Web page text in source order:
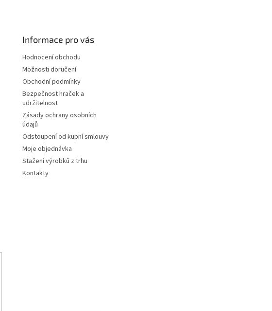
Informace pro vás
Hodnocení obchodu
Možnosti doručení
Obchodní podmínky
Bezpečnost hraček a
udržitelnost
Zásady ochrany osobních
údajů
Odstoupení od kupní smlouvy
Moje objednávka
Stažení výrobků z trhu
Kontakty